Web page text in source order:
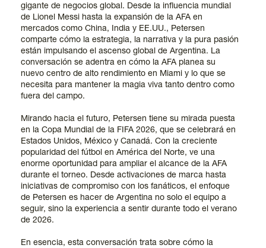
gigante de negocios global. Desde la influencia mundial
de Lionel Messi hasta la expansión de la AFA en
mercados como China, India y EE.UU., Petersen
comparte cómo la estrategia, la narrativa y la pura pasión
están impulsando el ascenso global de Argentina. La
conversación se adentra en cómo la AFA planea su
nuevo centro de alto rendimiento en Miami y lo que se
necesita para mantener la magia viva tanto dentro como
fuera del campo.
Mirando hacia el futuro, Petersen tiene su mirada puesta
en la Copa Mundial de la FIFA 2026, que se celebrará en
Estados Unidos, México y Canadá. Con la creciente
popularidad del fútbol en América del Norte, ve una
enorme oportunidad para ampliar el alcance de la AFA
durante el torneo. Desde activaciones de marca hasta
iniciativas de compromiso con los fanáticos, el enfoque
de Petersen es hacer de Argentina no solo el equipo a
seguir, sino la experiencia a sentir durante todo el verano
de 2026.
En esencia, esta conversación trata sobre cómo la